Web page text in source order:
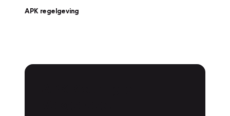
APK regelgeving